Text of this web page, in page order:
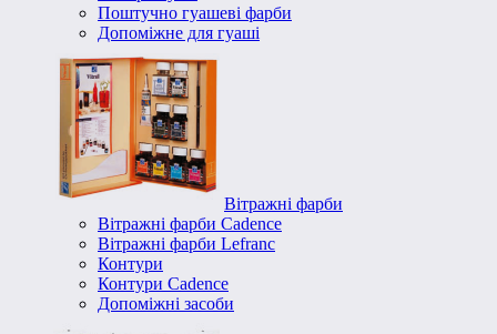
Поштучно гуашеві фарби
Допоміжне для гуаші
Вітражні фарби
Вітражні фарби Cadence
Вітражні фарби Lefranc
Контури
Контури Cadence
Допоміжні засоби